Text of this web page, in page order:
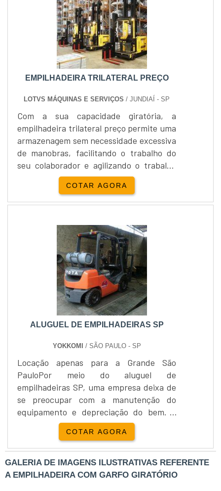
empresa. Os benefícios na utilização....
EMPILHADEIRA TRILATERAL PREÇO
LOTVS MÁQUINAS E SERVIÇOS / JUNDIAÍ - SP
Com a sua capacidade giratória, a
empilhadeira trilateral preço permite uma
armazenagem sem necessidade excessiva
de manobras, facilitando o trabalho do
seu colaborador e agilizando o trabalho
final. A vantagem é por conta de seus
garfos hidráulicos capazes de realizar giro
de até 180º, permitindo assim que a
direcionando-a para até três direções
diferentes: direita, esquerda e
frente.Vantagens do produto Rápido
COTAR AGORA
ALUGUEL DE EMPILHADEIRAS SP
YOKKOMI / SÃO PAULO - SP
Locação apenas para a Grande São
PauloPor meio do aluguel de
empilhadeiras SP, uma empresa deixa de
se preocupar com a manutenção do
equipamento e depreciação do bem. a
Locação do material pode ser por diária,
quinzenal, mensal e através de contrato,
e os materiais devem ser revisados e com
suas devidas manutenções em dia.A
empresa escolhida pelo consumidor
COTAR AGORA
GALERIA DE IMAGENS ILUSTRATIVAS REFERENTE
A EMPILHADEIRA COM GARFO GIRATÓRIO